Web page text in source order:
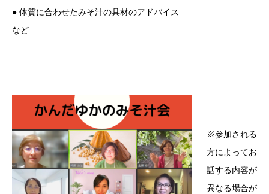
● 体質に合わせたみそ汁の具材のアドバイス
など
※参加される
方によってお
話する内容が
異なる場合が